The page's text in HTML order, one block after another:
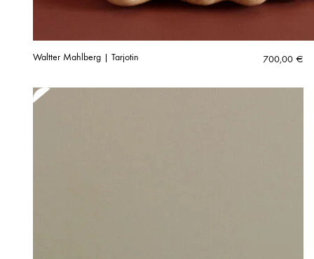
Waltter Mahlberg | Tarjotin 700,00 €